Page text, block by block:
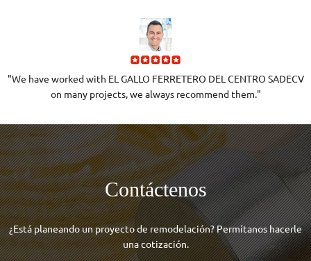
"We have worked with EL GALLO FERRETERO DEL CENTRO SADECV
on many projects, we always recommend them."
Contáctenos
¿Está planeando un proyecto de remodelación? Permítanos hacerle
una cotización.